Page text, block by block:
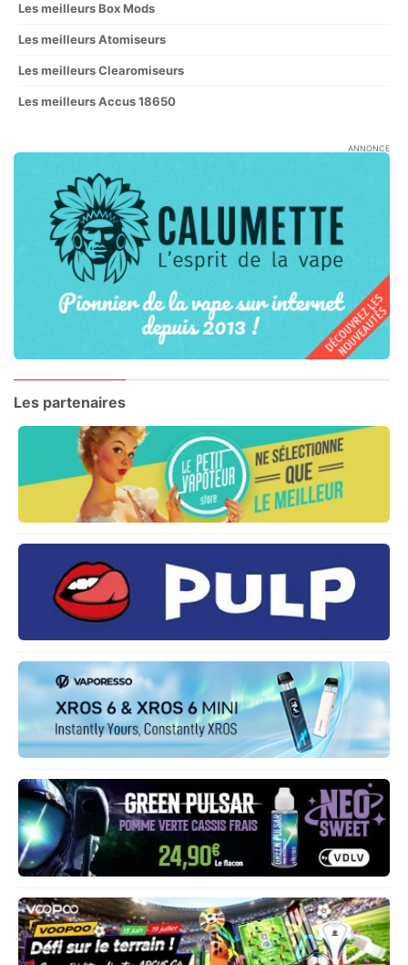
Les meilleurs Box Mods
Les meilleurs Atomiseurs
Les meilleurs Clearomiseurs
Les meilleurs Accus 18650
ANNONCE
Les partenaires